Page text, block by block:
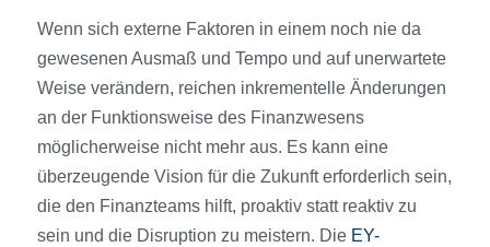
Wenn sich externe Faktoren in einem noch nie da
gewesenen Ausmaß und Tempo und auf unerwartete
Weise verändern, reichen inkrementelle Änderungen
an der Funktionsweise des Finanzwesens
möglicherweise nicht mehr aus. Es kann eine
überzeugende Vision für die Zukunft erforderlich sein,
die den Finanzteams hilft, proaktiv statt reaktiv zu
sein und die Disruption zu meistern. Die EY-